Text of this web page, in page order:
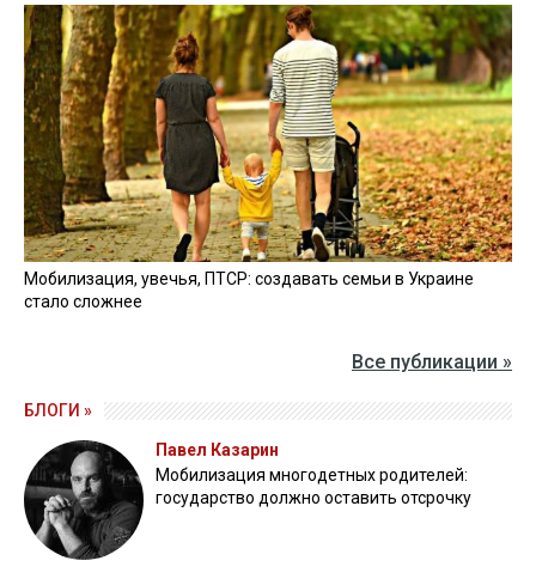
Мобилизация, увечья, ПТСР: создавать семьи в Украине
стало сложнее
Все публикации »
БЛОГИ »
Павел Казарин
Мобилизация многодетных родителей:
государство должно оставить отсрочку